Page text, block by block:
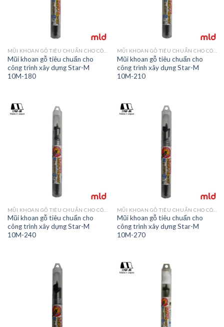
Mũi khoan gỗ tiêu chuẩn cho
công trình xây dựng Star-M
10M-180
Mũi khoan gỗ tiêu chuẩn cho
công trình xây dựng Star-M
10M-210
Mũi khoan gỗ tiêu chuẩn cho
công trình xây dựng Star-M
10M-240
Mũi khoan gỗ tiêu chuẩn cho
công trình xây dựng Star-M
10M-270